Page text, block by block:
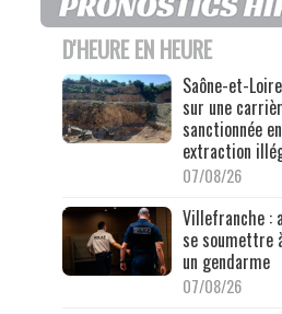
D'HEURE EN HEURE
Saône-et-
sur une
sanctionnée
extraction
07/08/26
Villefranche :
se soumettre
un gendarme
07/08/26